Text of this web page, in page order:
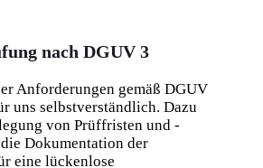
nach DGUV 3
Anforderungen gemäß DGUV
uns selbstverständlich. Dazu
von Prüffristen und -
Dokumentation der
eine lückenlose